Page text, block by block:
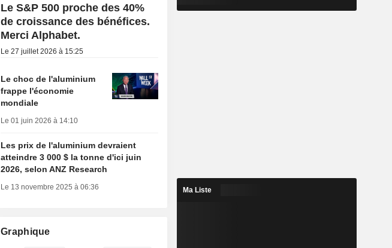
Le S&P 500 proche des 40%
de croissance des bénéfices.
Merci Alphabet.
Le 27 juillet 2026 à 15:25
Le choc de l'aluminium
frappe l'économie
mondiale
Le 01 juin 2026 à 14:10
Les prix de l'aluminium devraient
atteindre 3 000 $ la tonne d'ici juin
2026, selon ANZ Research
Le 13 novembre 2025 à 06:36
Graphique
Ma Liste